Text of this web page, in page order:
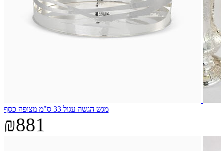
מגש הגשה עגול 33 ס"מ מצופה כסף
₪881